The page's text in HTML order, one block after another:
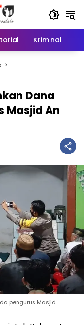
Kriminal
Dana
Masjid An
pengurus Masjid